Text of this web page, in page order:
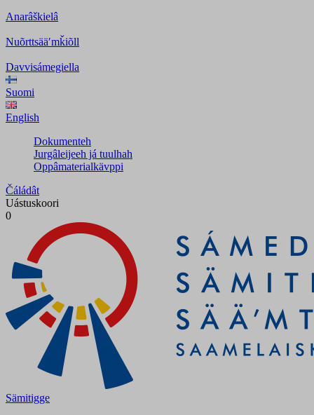
Anarâškielâ
Nuõrttsääʹmǩiõll
Davvisámegiella
Suomi
English
Dokumenteh
Jurgâleijeeh já tuulhah
Oppâmaterialkävppi
Čáládât
Uástuskoori
0
Sämitigge